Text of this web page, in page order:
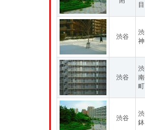
目
渋谷
渋谷
渋谷